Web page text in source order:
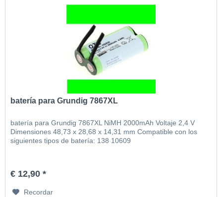
batería para Grundig 7867XL
batería para Grundig 7867XL NiMH 2000mAh Voltaje 2,4 V
Dimensiones 48,73 x 28,68 x 14,31 mm Compatible con los
siguientes tipos de batería: 138 10609
€ 12,90 *
Recordar